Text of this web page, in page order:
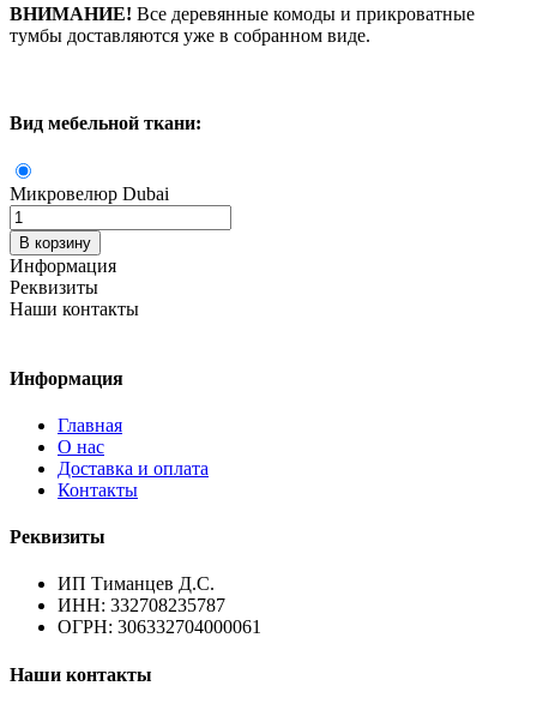
ВНИМАНИЕ! Все деревянные комоды и прикроватные
тумбы доставляются уже в собранном виде.
Вид мебельной ткани:
Микровелюр Dubai
Количество
В корзину
Информация
Реквизиты
Наши контакты
Информация
Главная
О нас
Доставка и оплата
Контакты
Реквизиты
ИП Тиманцев Д.С.
ИНН: 332708235787
ОГРН: 306332704000061
Наши контакты